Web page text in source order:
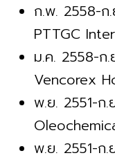
ก.พ. 2558-ก
PTTGC
ม.ค. 2558-ก
Vencorex
พ.ย. 2551-ก
พ.ย. 2551-ก